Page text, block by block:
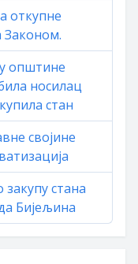
откупне
Законом.
општине
носилац
стан
својине
стана
Бијељина